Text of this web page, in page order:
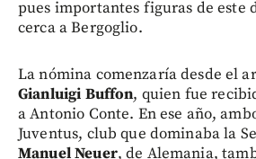
pues importantes figuras de este
cerca a Bergoglio.
La nómina comenzaría desde el
Gianluigi Buffon, quien fue
a Antonio Conte. En ese año,
Juventus, club que dominaba la
Manuel Neuer, de Alemania,